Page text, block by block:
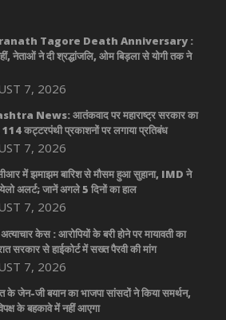
Tagore Death Anniversary :
नेताओं ने दी श्रद्धांजलि, ओम बिड़ला से योगी तक ने
7, 2026
News: आतंकवाद पर महाराष्ट्र सरकार का
कट्टरपंथी प्रकाशनों पर लगाया प्रतिबंध
7, 2026
में झमाझम बारिश से मौसम हुआ सुहाना, IMD ने
येलो अलर्ट; जानें अगले 5 दिनों का हाल
7, 2026
केस : आरोपियों के बरी होने पर मायावती का
सरकार से हाईकोर्ट में सख्त पैरवी की मांग
7, 2026
के जेन-जी बयान का भाजपा सांसदों ने किया समर्थन,
के बहकावे में नहीं आएगा